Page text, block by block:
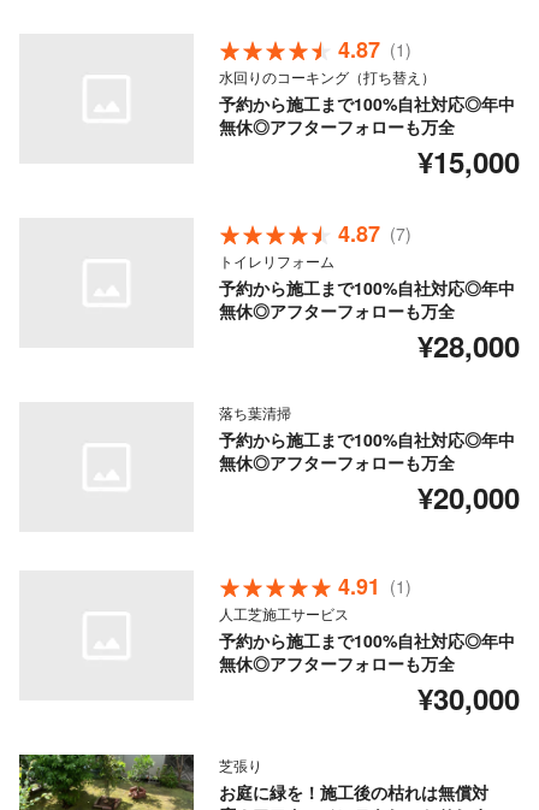
4.87 (1)
水回りのコーキング（打ち替え）
予約から施工まで100%自社対応◎年中
無休◎アフターフォローも万全
¥15,000
4.87 (7)
トイレリフォーム
予約から施工まで100%自社対応◎年中
無休◎アフターフォローも万全
¥28,000
落ち葉清掃
予約から施工まで100%自社対応◎年中
無休◎アフターフォローも万全
¥20,000
4.91 (1)
人工芝施工サービス
予約から施工まで100%自社対応◎年中
無休◎アフターフォローも万全
¥30,000
芝張り
お庭に緑を！施工後の枯れは無償対